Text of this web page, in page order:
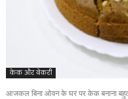
केक और बेकरी
आजकल बिना ओवन के घर पर केक बनाना